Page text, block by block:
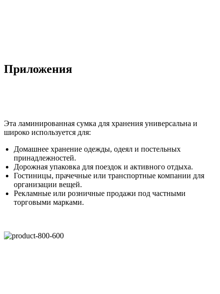
Приложения
Эта ламинированная сумка для хранения универсальна и
широко используется для:
Домашнее хранение одежды, одеял и постельных
принадлежностей.
Дорожная упаковка для поездок и активного отдыха.
Гостиницы, прачечные или транспортные компании для
организации вещей.
Рекламные или розничные продажи под частными
торговыми марками.